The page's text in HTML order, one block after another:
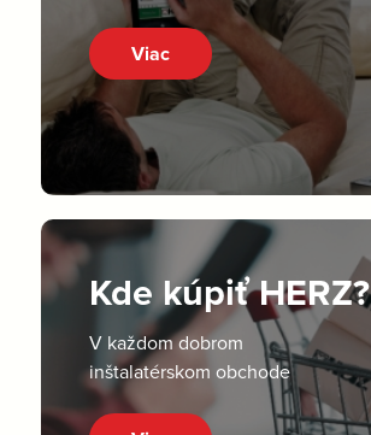
Viac
Kde kúpiť HERZ?
V každom dobrom
inštalatérskom obchode